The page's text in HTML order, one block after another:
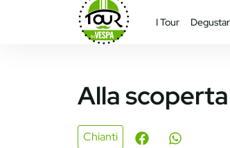
I Tour
Alla
Chianti